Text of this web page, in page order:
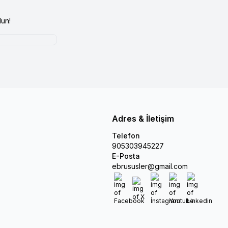
Adres & İletişim
Telefon
905303945227
E-Posta
ebrususler@gmail.com
Facebook
X İnstagram
Youtube